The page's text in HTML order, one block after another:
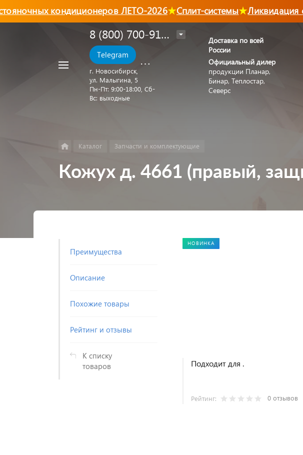
кондиционеров ЛЕТО-2026 Сплит-системы Ликвидация
в каталоге
Найти
8 (800) 700-91-88
Telegram
г. Новосибирск,
ул. Малыгина, 5
Пн‑Пт: 9:00‑18:00, Сб-
Вс: выходные
Доставка по всей
России
Официальный дилер
продукции Планар,
Бинар, Теплостар,
Северс
Каталог Запчасти и комплектующие
Кожух д. 4661 (правый,
Преимущества
Описание
Похожие товары
Рейтинг и отзывы
К списку
товаров
НОВИНКА
Подходит для .
Рейтинг: 0 отзывов